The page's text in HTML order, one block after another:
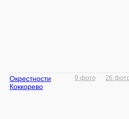
Окрестности
Коккорево
9 фото 26